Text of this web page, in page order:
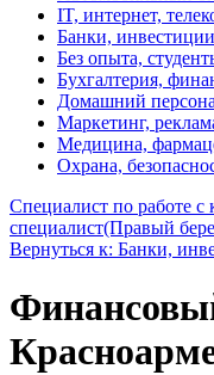
IT, интернет,
Банки, инвестиции
Без опыта,
Бухгалтерия,
Домашний
Маркетинг,
Медицина,
Охрана,
Специалист по работе с
специалист(Правый
Вернуться к: Банки,